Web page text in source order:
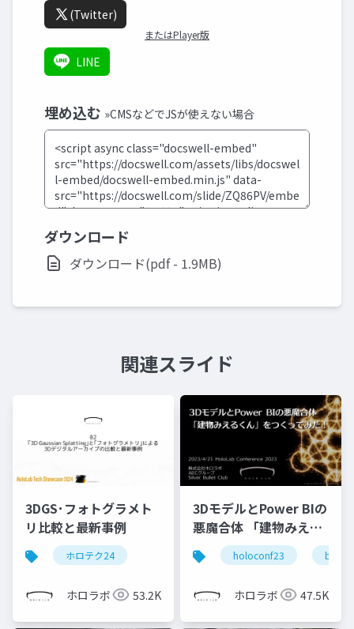
(Twitter)
またはPlayer版
LINE
埋め込む »CMSなどでJSが使えない場合
ダウンロード
ダウンロード(pdf - 1.9MB)
関連スライド
3DGS･フォトグラメト
リ比較と最新事例
ホロテク24
ホロラボ 53.2K
3DモデルとPower BIの
悪魔合体 「建物みえる
くん」をつくってみ
た！
holoconf23 bim
ホロラボ 47.5K